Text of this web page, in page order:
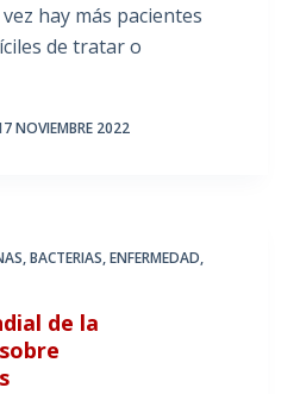
hay más pacientes
de tratar o
NOVIEMBRE 2022
,BACTERIAS,ENFERMEDAD,
de la